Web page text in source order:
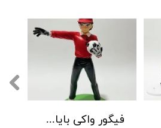
فیگور واکی بایاشی انیمه فوتبالیستها